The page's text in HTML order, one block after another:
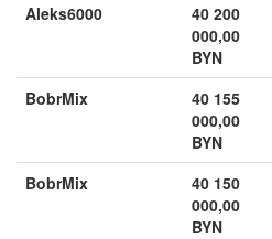
Aleks6000
40 200
000,00
BYN
BobrMix
40 155
000,00
BYN
BobrMix
40 150
000,00
BYN